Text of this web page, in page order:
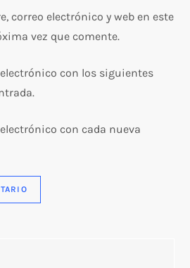
correo electrónico y web en este
vez que comente.
con los siguientes
con cada nueva